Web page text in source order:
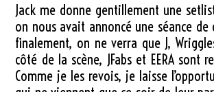
Jack me donne gentillement une
on nous avait annoncé une séance de
finalement, on ne verra que J,
côté de la scène, JFabs et EERA sont
Comme je les revois, je laisse